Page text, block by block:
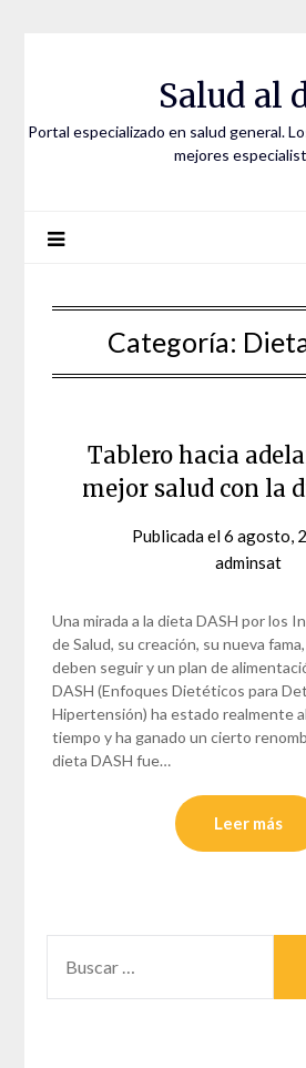
Salud al
Portal especializado en salud general.
mejores
Categoría:
Tablero hacia
mejor salud con la
Publicada el6 agosto,
adminsat
Una mirada a la dieta DASH por los
de Salud, su creación, su nueva
deben seguir y un plan de
DASH (Enfoques Dietéticos para
Hipertensión) ha estado realmente
tiempo y ha ganado un cierto
dieta DASH fue…
Leer más